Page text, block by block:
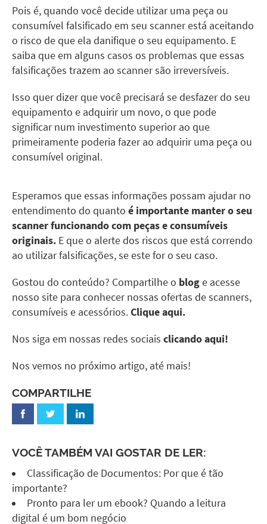
Pois é, quando você decide utilizar uma peça ou
consumível falsificado em seu scanner está aceitando
o risco de que ela danifique o seu equipamento. E
saiba que em alguns casos os problemas que essas
falsificações trazem ao scanner são irreversíveis.
Isso quer dizer que você precisará se desfazer do seu
equipamento e adquirir um novo, o que pode
significar num investimento superior ao que
primeiramente poderia fazer ao adquirir uma peça ou
consumível original.
Esperamos que essas informações possam ajudar no
entendimento do quanto é importante manter o seu
scanner funcionando com peças e consumíveis
originais. E que o alerte dos riscos que está correndo
ao utilizar falsificações, se este for o seu caso.
Gostou do conteúdo? Compartilhe o bloge acesse
nosso site para conhecer nossas ofertas de scanners,
consumíveis e acessórios.Clique aqui.
Nos siga em nossas redes sociais clicando aqui!
Nos vemos no próximo artigo, até mais!
COMPARTILHE
VOCÊ TAMBÉM VAI GOSTAR DE LER:
Classificação de Documentos: Por que é tão
importante?
Pronto para ler um ebook? Quando a leitura
digital é um bom negócio